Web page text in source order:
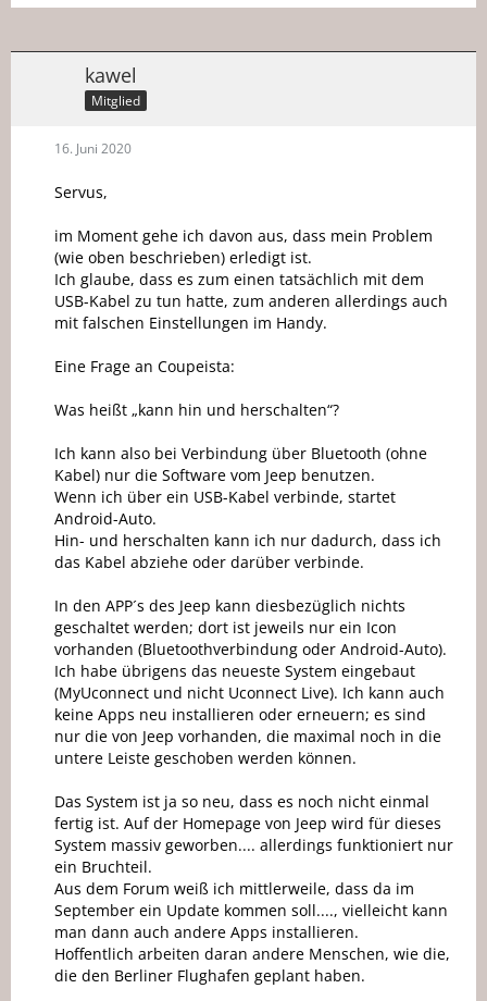
kawel
Mitglied
16. Juni 2020
Servus,
im Moment gehe ich davon aus, dass mein Problem
(wie oben beschrieben) erledigt ist.
Ich glaube, dass es zum einen tatsächlich mit dem
USB-Kabel zu tun hatte, zum anderen allerdings auch
mit falschen Einstellungen im Handy.
Eine Frage an Coupeista:
Was heißt „kann hin und herschalten“?
Ich kann also bei Verbindung über Bluetooth (ohne
Kabel) nur die Software vom Jeep benutzen.
Wenn ich über ein USB-Kabel verbinde, startet
Android-Auto.
Hin- und herschalten kann ich nur dadurch, dass ich
das Kabel abziehe oder darüber verbinde.
In den APP´s des Jeep kann diesbezüglich nichts
geschaltet werden; dort ist jeweils nur ein Icon
vorhanden (Bluetoothverbindung oder Android-Auto).
Ich habe übrigens das neueste System eingebaut
(MyUconnect und nicht Uconnect Live). Ich kann auch
keine Apps neu installieren oder erneuern; es sind
nur die von Jeep vorhanden, die maximal noch in die
untere Leiste geschoben werden können.
Das System ist ja so neu, dass es noch nicht einmal
fertig ist. Auf der Homepage von Jeep wird für dieses
System massiv geworben.... allerdings funktioniert nur
ein Bruchteil.
Aus dem Forum weiß ich mittlerweile, dass da im
September ein Update kommen soll...., vielleicht kann
man dann auch andere Apps installieren.
Hoffentlich arbeiten daran andere Menschen, wie die,
die den Berliner Flughafen geplant haben.